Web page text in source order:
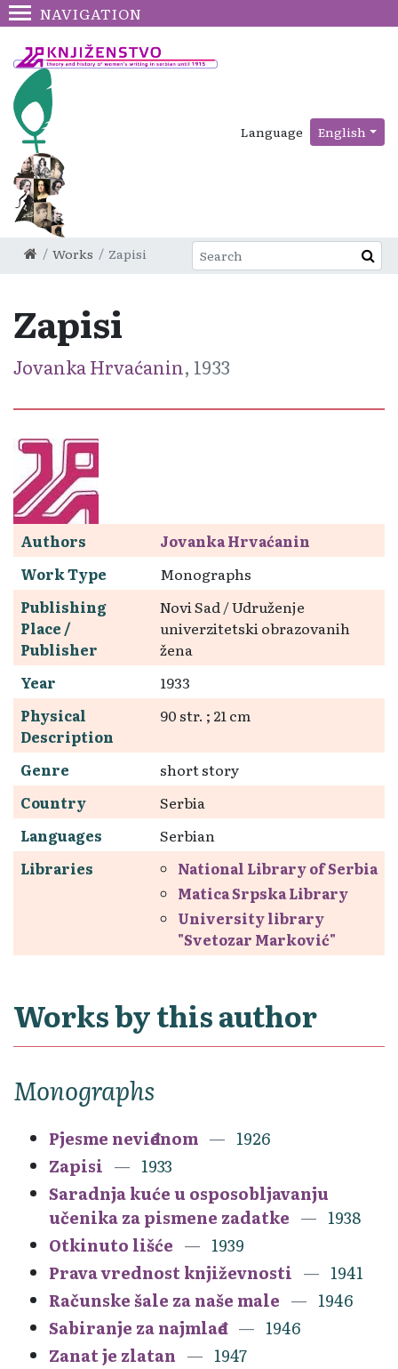
NAVIGATION
Language English
Works Zapisi
Zapisi
Jovanka Hrvaćanin, 1933
Authors
Jovanka Hrvaćanin
Work Type
Monographs
Publishing
Place /
Publisher
Novi Sad / Udruženje
univerzitetski obrazovanih
žena
Year
1933
Physical
Description
90 str. ; 21 cm
Genre
short story
Country
Serbia
Languages
Serbian
Libraries
National Library of Serbia
Matica Srpska Library
University library
"Svetozar Marković"
Works by this author
Monographs
Pjesme neviđenom
1926
Zapisi
1933
Saradnja kuće u osposobljavanju
učenika za pismene zadatke
1938
Otkinuto lišće
1939
Prava vrednost književnosti
1941
Računske šale za naše male
1946
Sabiranje za najmlađe
1946
Zanat je zlatan
1947